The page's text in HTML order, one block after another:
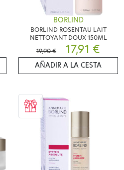
BORLIND
BORLIND ROSENTAU LAIT
NETTOYANT DOUX 150ML
19,90 €
17,91 €
AÑADIR A LA CESTA